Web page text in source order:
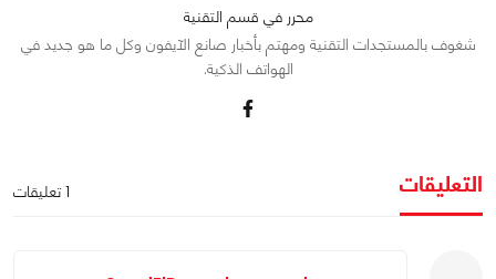
محرر في قسم التقنية
شغوف بالمستجدات التقنية ومهتم بأخبار صانع الآيفون وكل ما هو جديد في
الهواتف الذكية.
التعليقات 1 تعليقات